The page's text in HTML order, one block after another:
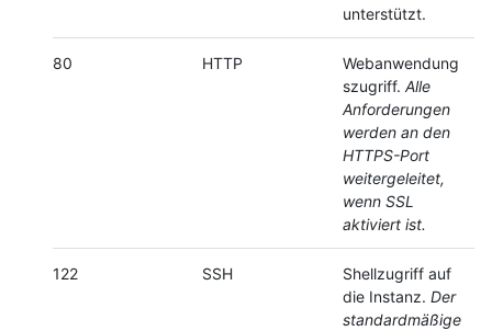
unterstützt.
80 HTTP
Webanwendung
szugriff. Alle
Anforderungen
werden an den
HTTPS-Port
weitergeleitet,
wenn SSL
aktiviert ist.
122 SSH
Shellzugriff auf
die Instanz. Der
standardmäßige